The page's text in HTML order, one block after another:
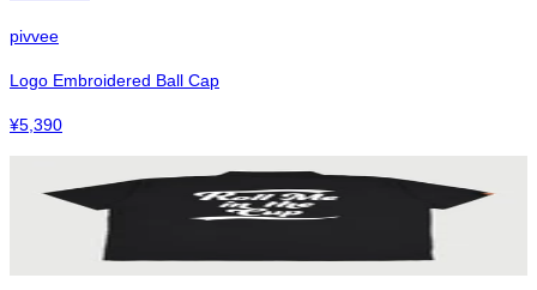
pivvee
Logo Embroidered Ball Cap
¥5,390